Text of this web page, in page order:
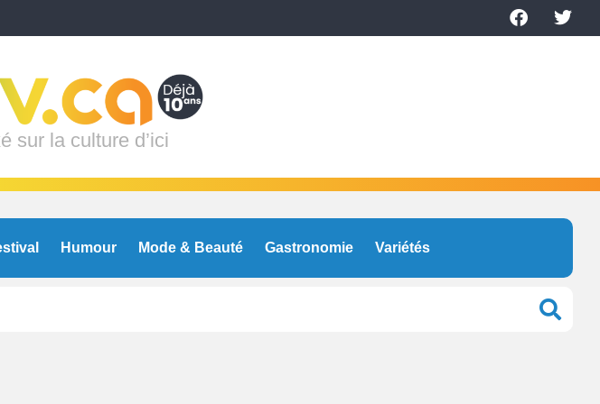
sur la culture d’ici
Humour Mode & Beauté Gastronomie Variétés